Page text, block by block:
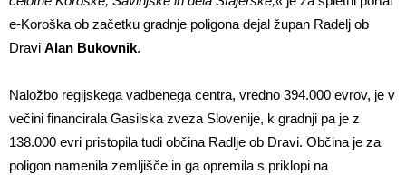
e-Koroška ob začetku gradnje poligona dejal župan Radelj ob
Dravi Alan Bukovnik.
Naložbo regijskega vadbenega centra, vredno 394.000 evrov, je v
večini financirala Gasilska zveza Slovenije, k gradnji pa je z
138.000 evri pristopila tudi občina Radlje ob Dravi. Občina je za
poligon namenila zemljišče in ga opremila s priklopi na